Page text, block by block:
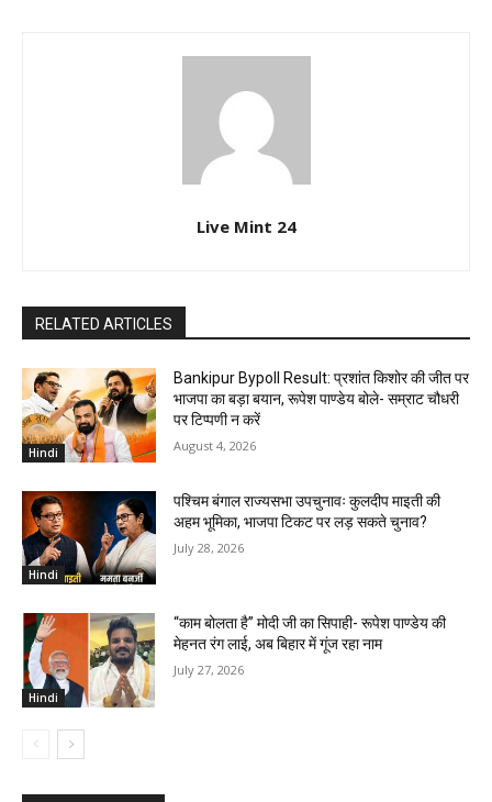
Live Mint 24
RELATED ARTICLES
Hindi
Bankipur Bypoll Result: प्रशांत किशोर की जीत पर
भाजपा का बड़ा बयान, रूपेश पाण्डेय बोले- सम्राट चौधरी
पर टिप्पणी न करें
August 4, 2026
Hindi
पश्चिम बंगाल राज्यसभा उपचुनावः कुलदीप माइती की
अहम भूमिका, भाजपा टिकट पर लड़ सकते चुनाव?
July 28, 2026
Hindi
“काम बोलता है” मोदी जी का सिपाही- रूपेश पाण्डेय की
मेहनत रंग लाई, अब बिहार में गूंज रहा नाम
July 27, 2026